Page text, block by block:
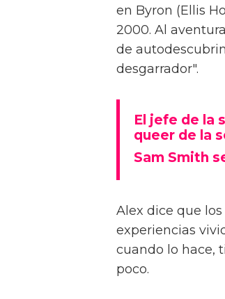
en Byron (Ellis
2000. Al
de
desgarrador".
El jefe de la
queer de la
Sam Smith
Alex dice que
experiencias
cuando lo hace,
poco.